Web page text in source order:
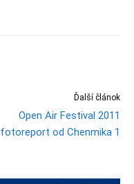
Ďalší článok
Open Air Festival 2011
fotoreport od Chenmika 1